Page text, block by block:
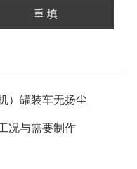
）罐装车无扬尘
况与需要制作